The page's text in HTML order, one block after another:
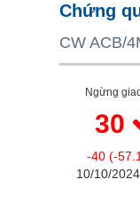
Chứng
CW ACB/
Ngừng
30
-40 (-
10/10/
BẤT ĐỘNG SẢN
TÀI CHÍNH
KINH TẾ
THẾ GIỚI
ĐÔNG DƯƠNG